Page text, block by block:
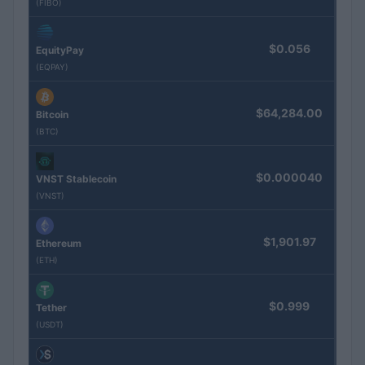
(FIBO)
EquityPay
(EQPAY)
$0.056
Bitcoin
(BTC)
$64,284.00
VNST Stablecoin
(VNST)
$0.000040
Ethereum
(ETH)
$1,901.97
Tether
(USDT)
$0.999